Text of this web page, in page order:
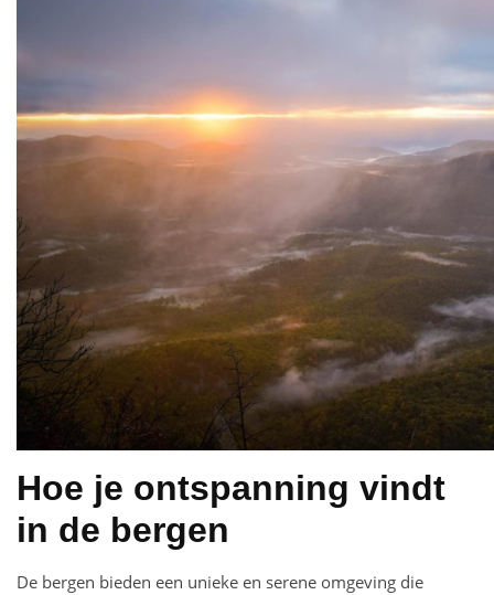
Hoe je ontspanning vindt
in de bergen
De bergen bieden een unieke en serene omgeving die